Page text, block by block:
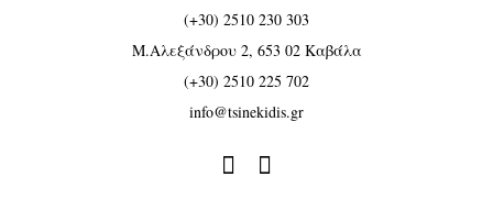
(+30) 2510 230 303
Μ.Αλεξάνδρου 2, 653 02 Καβάλα
(+30) 2510 225 702
info@tsinekidis.gr
 